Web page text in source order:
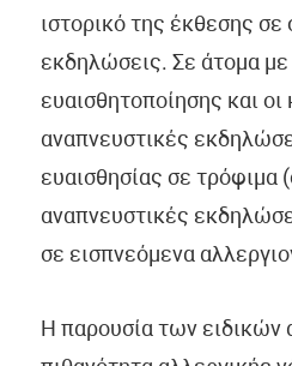
ιστορικό της έκθεσης σε
εκδηλώσεις. Σε άτομα με
ευαισθητοποίησης και
αναπνευστικές
ευαισθησίας σε τρόφιμα
αναπνευστικές
σε εισπνεόμενα
Η παρουσία των ειδικών